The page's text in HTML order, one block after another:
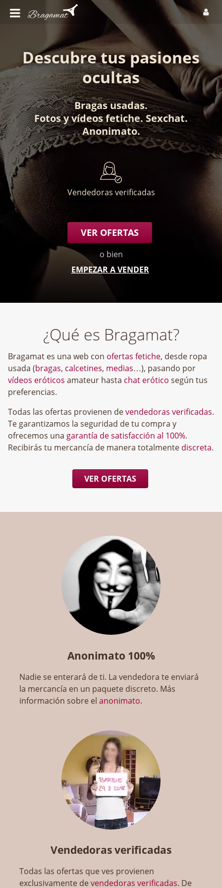
Descubre tus pasiones
ocultas
Bragas usadas.
Fotosyvídeos fetiche. Sexchat.
Anonimato.
Vendedoras verificadas
VER OFERTAS
o bien
EMPEZAR A VENDER
¿Qué es Bragamat?
Bragamat es una web con ofertas fetiche, desde ropa
usada (bragas, calcetines, medias…), pasando por
vídeos eróticos amateur hasta chat erótico según tus
preferencias.
Todas las ofertas provienen devendedoras verificadas.
Te garantizamos la seguridad de tu compra y
ofrecemos una garantía de satisfacción al 100%.
Recibirás tu mercancía de manera totalmente discreta.
VER OFERTAS
Anonimato 100%
Nadie se enterará de ti. La vendedora te enviará
la mercancía en un paquete discreto. Más
información sobre elanonimato.
Vendedoras verificadas
Todas las ofertas que ves provienen
exclusivamente devendedoras verificadas. De